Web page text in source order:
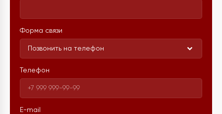
Форма связи
Позвонить на телефон
Телефон
E-mail